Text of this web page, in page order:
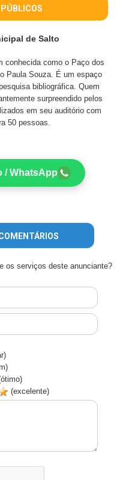
de Salto
conhecida como o Paço dos
Paula Souza. É um espaço
bibliográfica. Quem
surpreendido pelos
em seu auditório com
50 pessoas.
/ WhatsApp
os serviços deste anunciante?
(excelente)